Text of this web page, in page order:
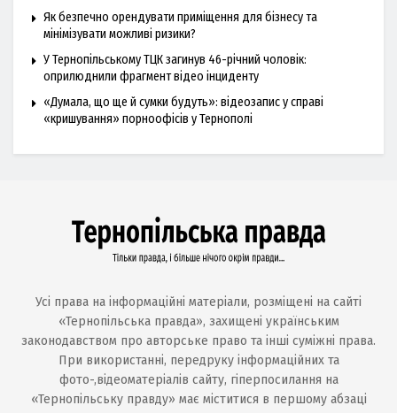
Як безпечно орендувати приміщення для бізнесу та
мінімізувати можливі ризики?
У Тернопільському ТЦК загинув 46-річний чоловік:
оприлюднили фрагмент відео інциденту
«Думала, що ще й сумки будуть»: відеозапис у справі
«кришування» порноофісів у Тернополі
Усі права на інформаційні матеріали, розміщені на сайті
«Тернопільська правда», захищені українським
законодавством про авторське право та інші суміжні права.
При використанні, передруку інформаційних та
фото-,відеоматеріалів сайту, гіперпосилання на
«Тернопільську правду» має міститися в першому абзаці